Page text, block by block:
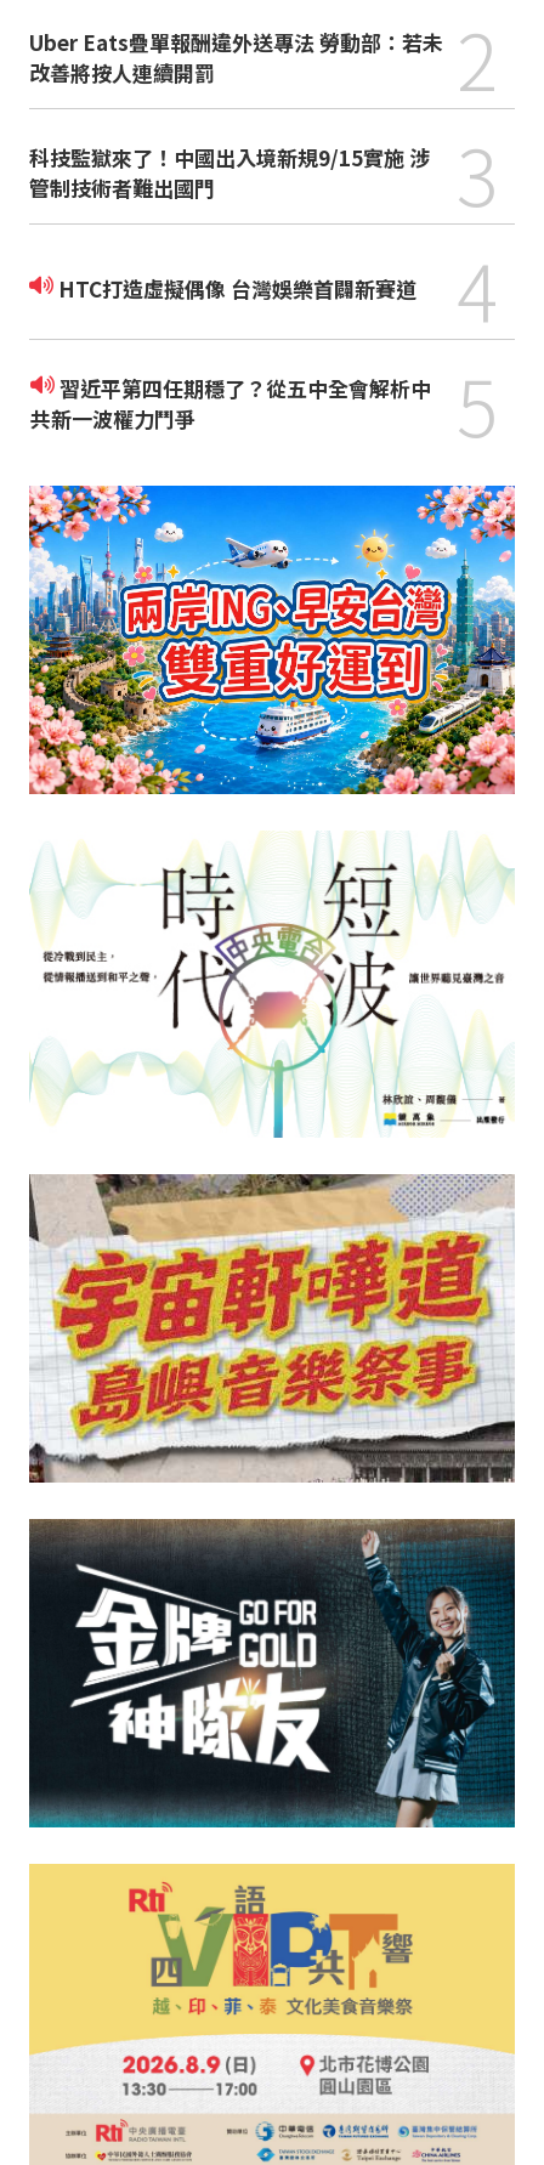
Uber Eats疊單報酬違外送專法 勞動部：若未
改善將按人連續開罰
2
科技監獄來了！中國出入境新規9/15實施 涉
管制技術者難出國門
3
HTC打造虛擬偶像 台灣娛樂首闢新賽道 4
習近平第四任期穩了？從五中全會解析中
共新一波權力鬥爭
5